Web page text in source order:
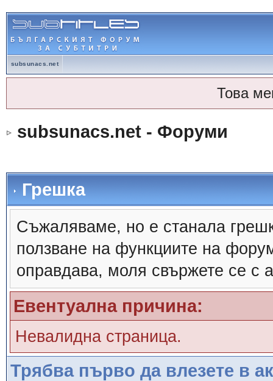
subsunacs.net
Това
subsunacs.net - Форуми
Грешка
Съжалявамe, но е станала
ползване на функциите на
оправдава, моля свържете се с
Евентуална причина:
Невалидна страница.
Трябва първо да влезете в